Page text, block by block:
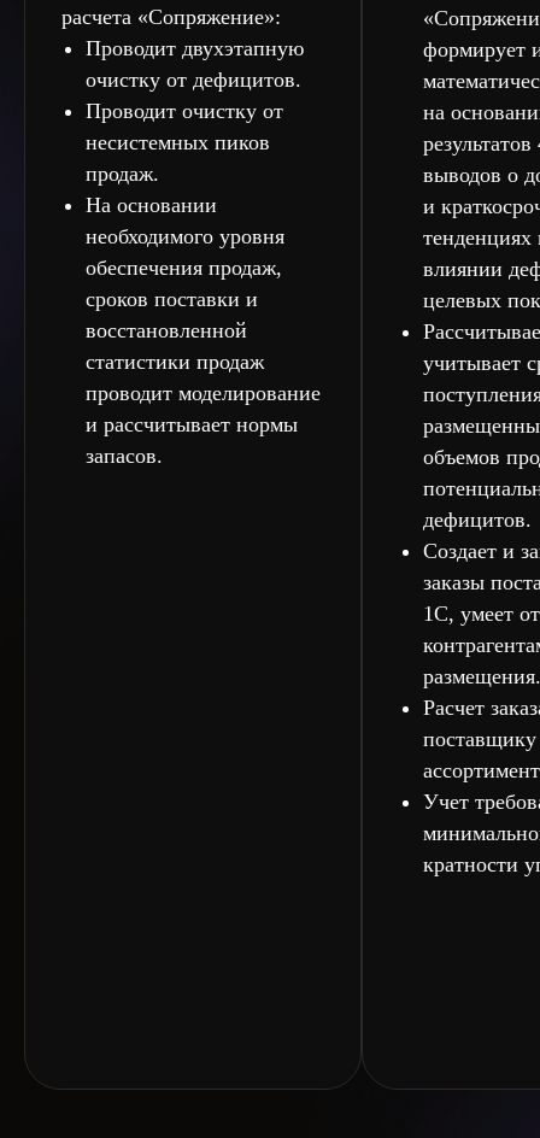
расчета «Сопряжение»:
Проводит двухэтапную
очистку от дефицитов.
Проводит очистку от
несистемных пиков
продаж.
На основании
необходимого уровня
обеспечения продаж,
сроков поставки и
восстановленной
статистики продаж
проводит моделирование
и рассчитывает нормы
запасов.
формирует
на
выводов о
и
тенденциях
влиянии
целевых
учитывает
объемов
дефицитов.
Создает и
заказы
1С, умеет
размещения.
Расчет
Учет
кратности